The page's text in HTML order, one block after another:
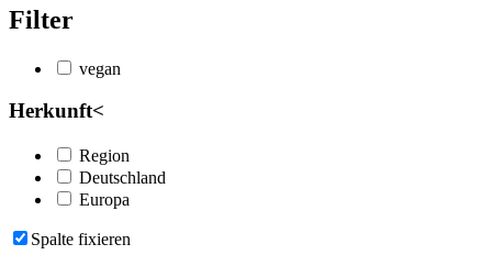
Filter
vegan
Herkunft<
Region
Deutschland
Europa
Spalte fixieren